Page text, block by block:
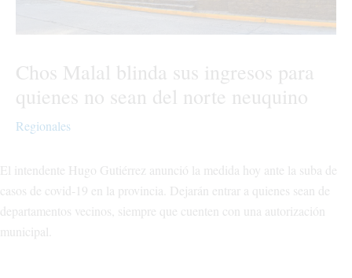
Chos Malal blinda sus ingresos para
quienes no sean del norte neuquino
Regionales
El intendente Hugo Gutiérrez anunció la medida hoy ante la suba de
casos de covid-19 en la provincia. Dejarán entrar a quienes sean de
departamentos vecinos, siempre que cuenten con una autorización
municipal.